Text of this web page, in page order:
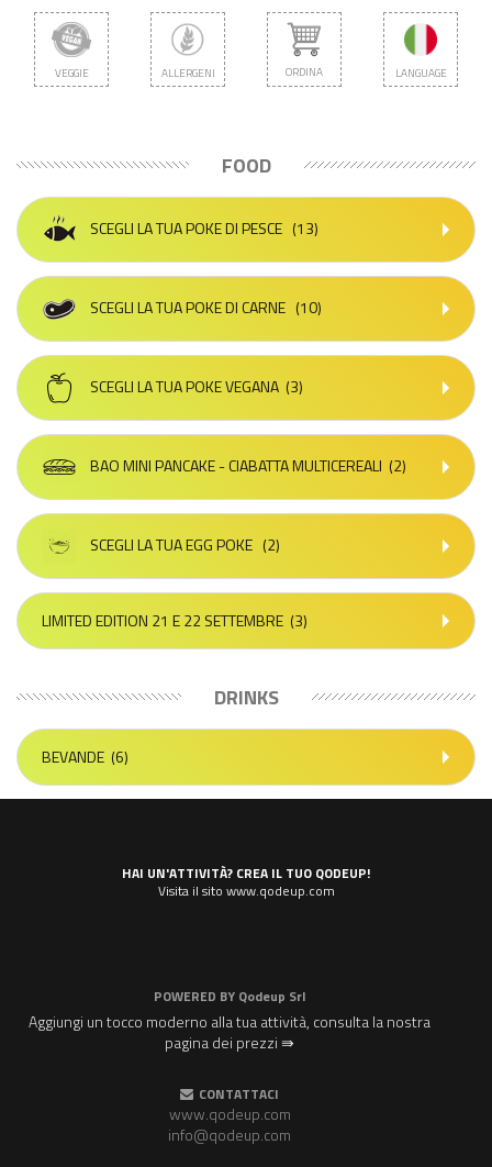
VEGGIE ALLERGENI ORDINA LANGUAGE
FOOD
SCEGLI LA TUA POKE DI PESCE (13)
SCEGLI LA TUA POKE DI CARNE (10)
SCEGLI LA TUA POKE VEGANA (3)
BAO MINI PANCAKE - CIABATTA MULTICEREALI (2)
SCEGLI LA TUA EGG POKE (2)
LIMITED EDITION 21 E 22 SETTEMBRE (3)
DRINKS
BEVANDE (6)
HAI UN'ATTIVITÀ? CREA IL TUO QODEUP!
Visita il sito www.qodeup.com
POWERED BY Qodeup Srl
Aggiungi un tocco moderno alla tua attività, consulta la nostra
pagina dei prezzi ⇛
CONTATTACI
www.qodeup.com
info@qodeup.com